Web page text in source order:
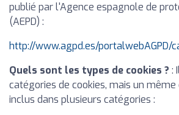
publié par l'Agence espagnole de
(AEPD) :
http://www.agpd.es/portalwebAGPD/
Quels sont les types de cookies ? :
catégories de cookies, mais un
inclus dans plusieurs catégories :